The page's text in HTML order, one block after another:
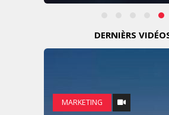
DERNIÈRS
MARKETING